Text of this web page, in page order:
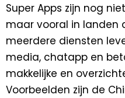
Super Apps zijn nog
maar vooral in landen
meerdere diensten
media, chatapp en
makkelijke en
Voorbeelden zijn de